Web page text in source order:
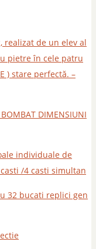
realizat de un elev al
pietre în cele patru
) stare perfectă. –
DIMENSIUNI
individuale de
/4 casti simultan
32 bucati replici gen